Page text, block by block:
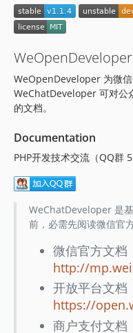
WeOpenDeveloper
WeOpenDeveloper 为微
WeChatDeveloper 可对公
的文档。
Documentation
PHP开发技术交流（QQ群
WeChatDeveloper 是
前，必需先阅读微信官方
微信官方文档
http://
开放平台文档
https://
商户支付文档